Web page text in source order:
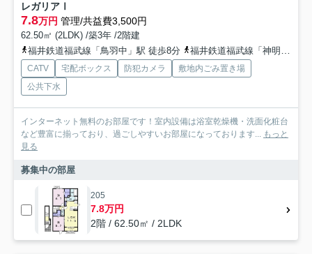
レガリアⅠ
7.8万円 管理/共益費3,500円
62.50㎡ (2LDK) /築3年 /2階建
福井鉄道福武線「鳥羽中」駅 徒歩8分
福井鉄道福武線「神明」駅 徒歩19分
CATV 宅配ボックス 防犯カメラ
敷地内ごみ置き場
公共下水
インターネット無料のお部屋です！室内設備は浴室乾燥機・洗面化粧台
など豊富に揃っており、過ごしやすいお部屋になっております... もっと
見る
募集中の部屋
205
7.8万円
2階 / 62.50㎡ / 2LDK